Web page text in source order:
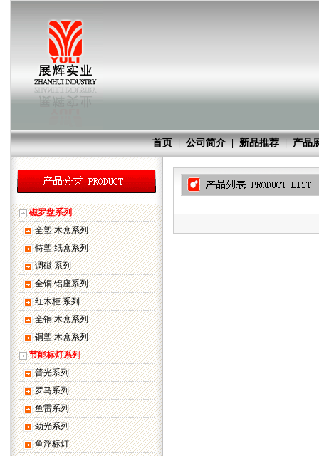
首页|公司简介|新品推荐|产品
磁罗盘系列
全塑 木盒系列
特塑 纸盒系列
调磁 系列
全铜 铝座系列
红木柜 系列
全铜 木盒系列
铜塑 木盒系列
节能标灯系列
普光系列
罗马系列
鱼雷系列
劲光系列
鱼浮标灯